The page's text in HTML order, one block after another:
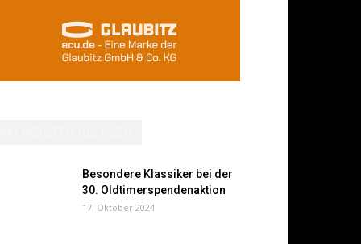
Besondere Klassiker bei der
30. Oldtimerspendenaktion
17. Oktober 2024